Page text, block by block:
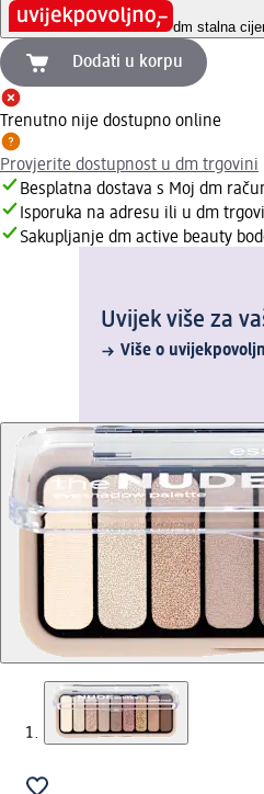
dm stalna
Dodati u korpu
Trenutno nije dostupno online
Provjerite dostupnost u dm trgovini
Besplatna dostava s Moj dm
Isporuka na adresu ili u dm
Sakupljanje dm active beauty
Uvijek više za
Više o